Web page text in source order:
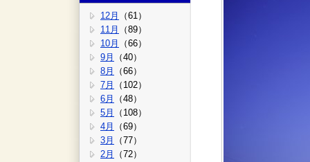
12月
（61）
11月
（89）
10月
（66）
9月
（40）
8月
（66）
7月
（102）
6月
（48）
5月
（108）
4月
（69）
3月
（77）
2月
（72）